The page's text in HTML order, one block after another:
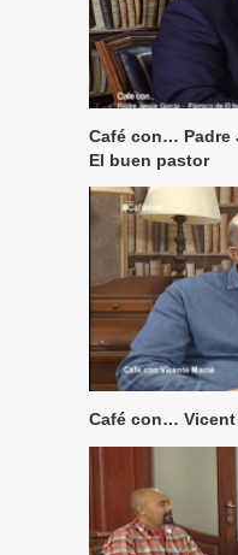
Café con… Padre
El buen pastor
Café con… Vicent